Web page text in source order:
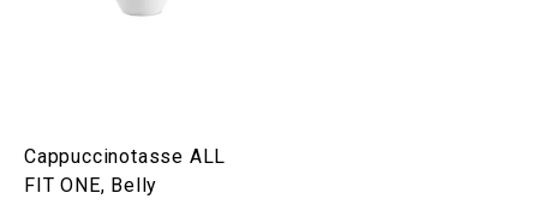
Cappuccinotasse ALL
FIT ONE, Belly